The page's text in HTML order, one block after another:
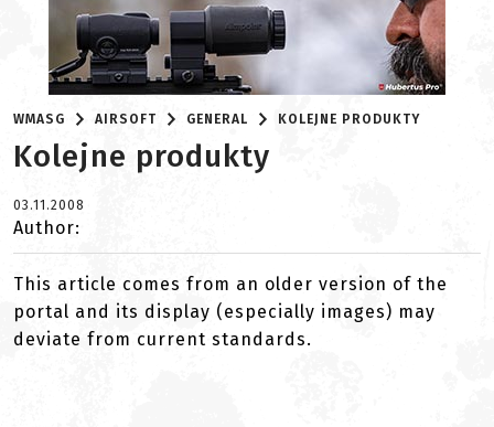
WMASG AIRSOFT GENERAL KOLEJNE PRODUKTY
Kolejne produkty
03.11.2008
Author:
This article comes from an older version of the
portal and its display (especially images) may
deviate from current standards.